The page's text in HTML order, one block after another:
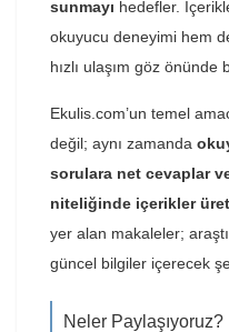
sunmayı hedefler.
okuyucu deneyimi hem
hızlı ulaşım göz önünde
Ekulis.com’un temel
değil; aynı zamanda
sorulara net cevaplar
niteliğinde içerikler
yer alan makaleler;
güncel bilgiler içerecek
Neler Paylaşıyoruz?